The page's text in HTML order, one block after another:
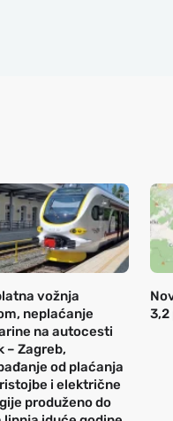
vožnja
neplaćanje
na autocesti
– Zagreb,
od plaćanja
i električne
produženo do
3,2